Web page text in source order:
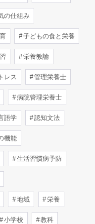
の仕組み
子どもの食と栄養
栄養教諭
レス 管理栄養士
病院管理栄養士
語学 認知文法
機能
生活習慣病予防
地域 栄養
小学校 教科